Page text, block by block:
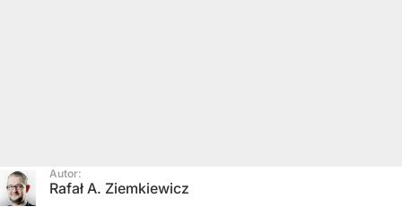
Autor:
Rafał A. Ziemkiewicz